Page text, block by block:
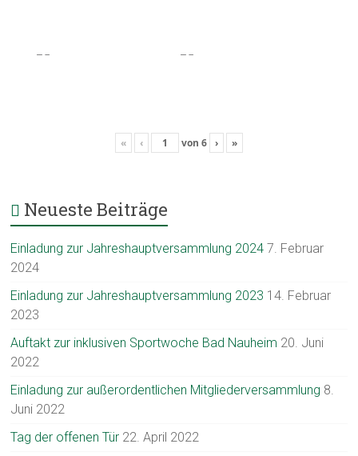
« ‹ von 6 › »
Neueste Beiträge
Einladung zur Jahreshauptversammlung 2024 7. Februar
2024
Einladung zur Jahreshauptversammlung 2023 14. Februar
2023
Auftakt zur inklusiven Sportwoche Bad Nauheim 20. Juni
2022
Einladung zur außerordentlichen Mitgliederversammlung 8.
Juni 2022
Tag der offenen Tür 22. April 2022